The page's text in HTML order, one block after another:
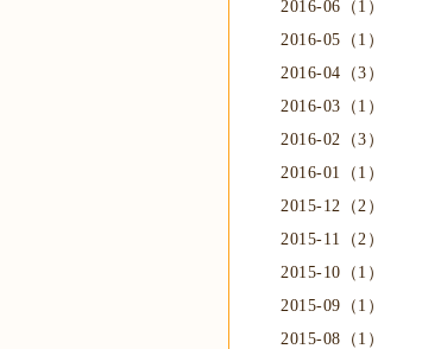
2016-06（1）
2016-05（1）
2016-04（3）
2016-03（1）
2016-02（3）
2016-01（1）
2015-12（2）
2015-11（2）
2015-10（1）
2015-09（1）
2015-08（1）